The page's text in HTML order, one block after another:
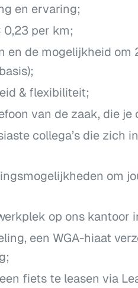
en ervaring;
per km;
de mogelijkheid om
& flexibiliteit;
van de zaak, die je
collega’s die zich
om
op ons kantoor
een WGA-hiaat
fiets te leasen via